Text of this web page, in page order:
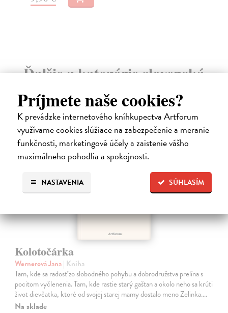
Príjmete naše cookies?
K prevádzke internetového kníhkupectva Artforum
využívame cookies slúžiace na zabezpečenie a meranie
funkčnosti, marketingové účely a zaistenie vášho
maximálneho pohodlia a spokojnosti.
SÚHLASÍM
NASTAVENIA
Ďalšie z kategórie slovenská
beletria
na sklade
Kolotočárka
Wernerová Jana| Kniha
Tam, kde sa radosť zo slobodného pohybu a dobrodružstva prelína s
pocitom vyčlenenia. Tam, kde rastie starý gaštan a okolo neho sa krúti
život dievčatka, ktoré od svojej starej mamy dostalo meno Zelinka.…
Na sklade